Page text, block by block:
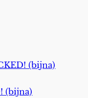
(bijna)
(bijna)